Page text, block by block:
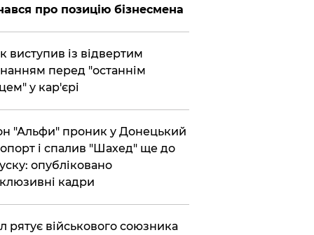
про позицію бізнесмена
виступив із відвертим
перед "останнім
у кар'єрі
"Альфи" проник у Донецький
і спалив "Шахед" ще до
опубліковано
кадри
рятує військового союзника